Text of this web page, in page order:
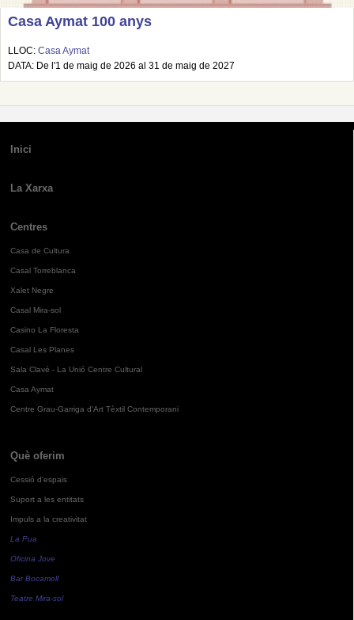
Casa Aymat 100 anys
LLOC: Casa Aymat
DATA: De l'1 de maig de 2026 al 31 de maig de 2027
Inici
La Xarxa
Centres
Casa de Cultura
Casal Torreblanca
Xalet Negre
Casal Mira-sol
Casino La Floresta
Casal Les Planes
Sala Clavé - La Unió Centre Cultural
Casa Aymat
Centre Grau-Garriga d'Art Tèxtil Contemporani
Què oferim
Cessió d'espais
Suport a les entitats
Impuls a la creativitat
La Pua
Oficina Jove
Bar Bocamoll
Teatre Mira-sol